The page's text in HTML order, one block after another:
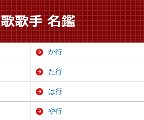
か行
た行
は行
や行